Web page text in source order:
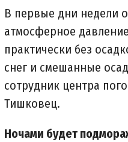
В первые дни недели
атмосферное
практически без
снег и смешанные
сотрудник центра
Тишковец.
Ночами будет